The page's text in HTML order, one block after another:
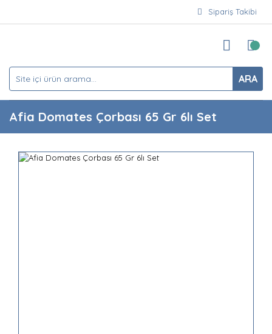
Sipariş Takibi
ARA
Afia Domates Çorbası 65 Gr 6lı Set